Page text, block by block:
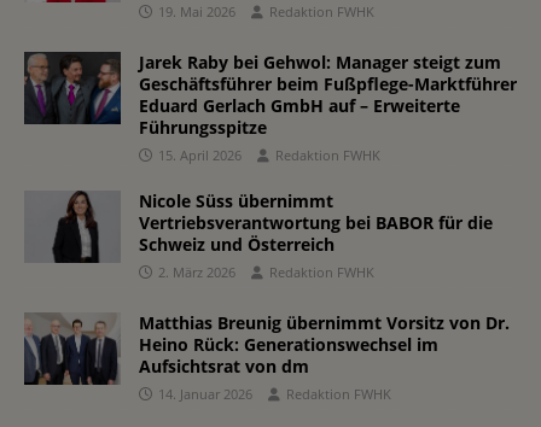
19. Mai 2026 Redaktion FWHK
Jarek Raby bei Gehwol: Manager steigt zum
Geschäftsführer beim Fußpflege-Marktführer
Eduard Gerlach GmbH auf – Erweiterte
Führungsspitze
15. April 2026 Redaktion FWHK
Nicole Süss übernimmt
Vertriebsverantwortung bei BABOR für die
Schweiz und Österreich
2. März 2026 Redaktion FWHK
Matthias Breunig übernimmt Vorsitz von Dr.
Heino Rück: Generationswechsel im
Aufsichtsrat von dm
14. Januar 2026 Redaktion FWHK